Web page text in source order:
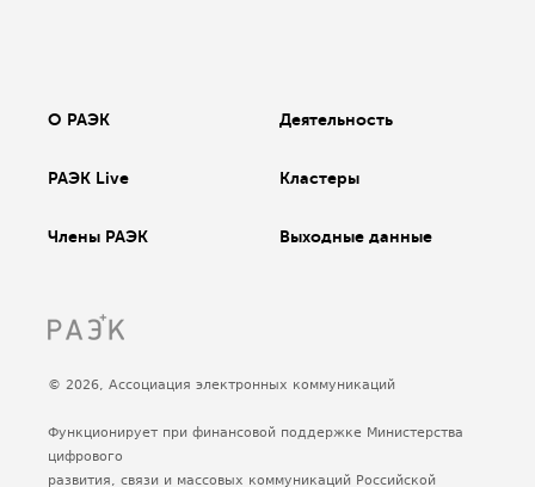
О РАЭК Деятельность
РАЭК Live Кластеры
Члены РАЭК Выходные данные
© 2026, Ассоциация электронных коммуникаций
Функционирует при финансовой поддержке Министерства
цифрового
развития, связи и массовых коммуникаций Российской